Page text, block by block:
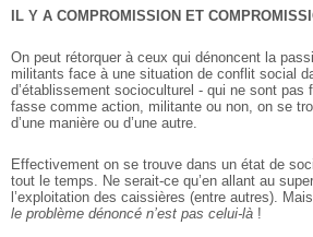
IL Y A COMPROMISSION ET
On peut rétorquer à ceux qui dénoncent la
militants face à une situation de conflit social
d’établissement socioculturel - qui ne sont pas
fasse comme action, militante ou non, on se
d’une manière ou d’une autre.
Effectivement on se trouve dans un état de
tout le temps. Ne serait-ce qu’en allant au
l’exploitation des caissières (entre autres).
le problème dénoncé n’est pas celui-là !